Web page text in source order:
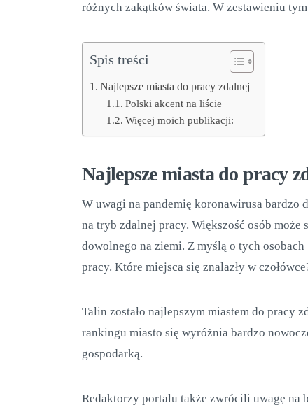
różnych zakątków świata. W zestawieniu
Spis treści
Najlepsze miasta do pracy zdalnej
Polski akcent na liście
Więcej moich publikacji:
Najlepsze miasta do pracy
W uwagi na pandemię koronawirusa bardzo
na tryb zdalnej pracy. Większość osób
dowolnego na ziemi. Z myślą o tych
pracy. Które miejsca się znalazły w
Talin zostało najlepszym miastem do pracy
rankingu miasto się wyróżnia bardzo
gospodarką.
Redaktorzy portalu także zwrócili uwagę